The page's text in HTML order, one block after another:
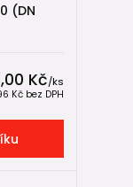
(DN
Kč/ks
Kč bez DPH